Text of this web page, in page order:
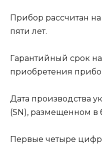
Прибор рассчитан
пяти лет.
Гарантийный срок
приобретения
Дата производства
(SN), размещенном в
Первые четыре